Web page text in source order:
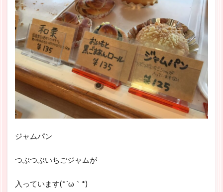
ジャムパン
つぶつぶいちごジャムが
入っています(*´ω｀*)